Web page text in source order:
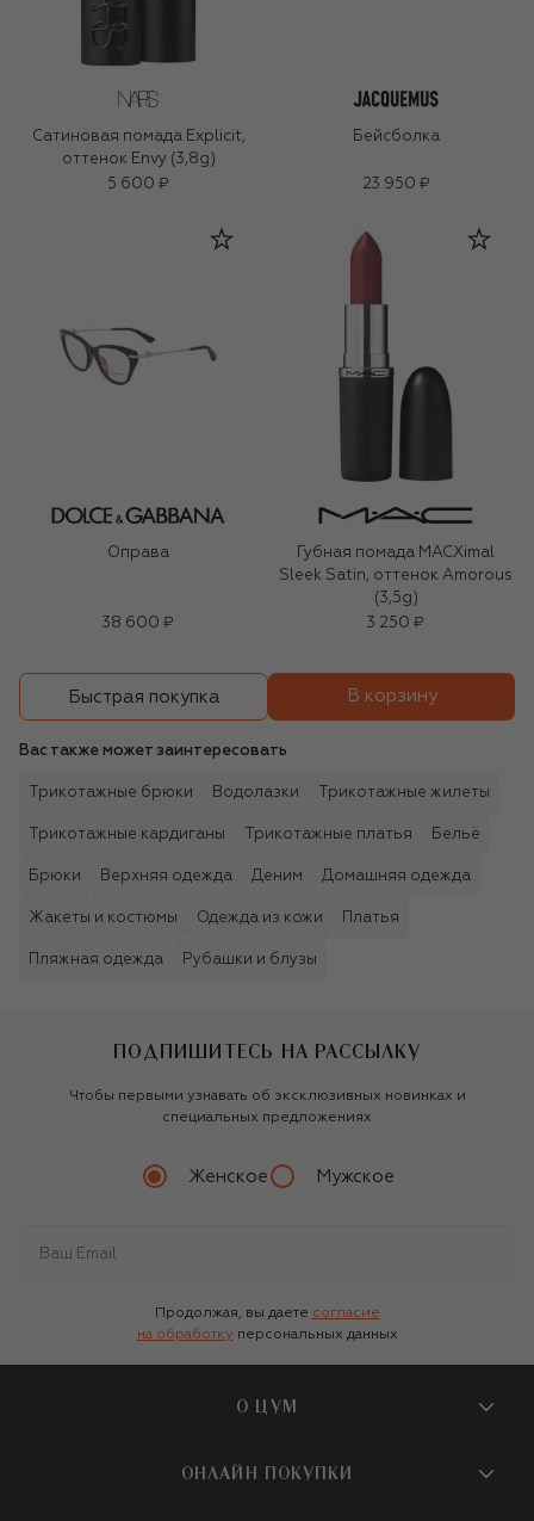
Сатиновая помада Explicit,
оттенок Envy (3,8g)
5 600 ₽
Бейсболка
23 950 ₽
Оправа
38 600 ₽
Губная помада MACXimal
Sleek Satin, оттенок Amorous
(3,5g)
3 250 ₽
Быстрая покупка В корзину
Вас также может заинтересовать
Трикотажные брюки Водолазки Трикотажные жилеты
Трикотажные кардиганы Трикотажные платья Бельё
Брюки Верхняя одежда Деним Домашняя одежда
Жакеты и костюмы Одежда из кожи Платья
Пляжная одежда Рубашки и блузы
ПОДПИШИТЕСЬ НА РАССЫЛКУ
Чтобы первыми узнавать об эксклюзивных новинках и
специальных предложениях
Женское Мужское
Продолжая, вы даете согласие
на обработку персональных данных
О ЦУМ
О магазине
ОНЛАЙН ПОКУПКИ